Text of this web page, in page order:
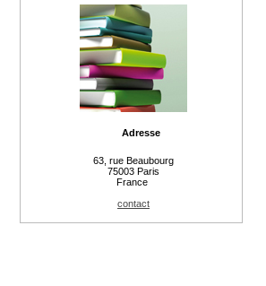
Adresse
63, rue Beaubourg
75003 Paris
France
contact